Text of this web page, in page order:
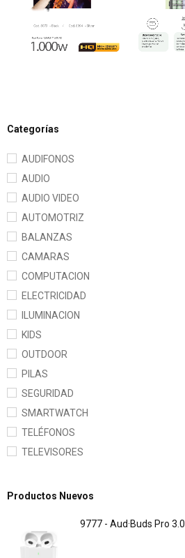
Categorías
AUDIFONOS
AUDIO
AUDIO VIDEO
AUTOMOTRIZ
BALANZAS
CAMARAS
COMPUTACION
ELECTRICIDAD
ILUMINACION
KIDS
OUTDOOR
PILAS
SEGURIDAD
SMARTWATCH
TELÉFONOS
TELEVISORES
Productos Nuevos
9777 - Aud·Buds Pro 3.0